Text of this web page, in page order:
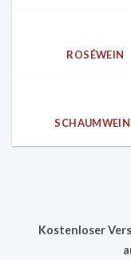
ROSÉWEIN
Kostenloser